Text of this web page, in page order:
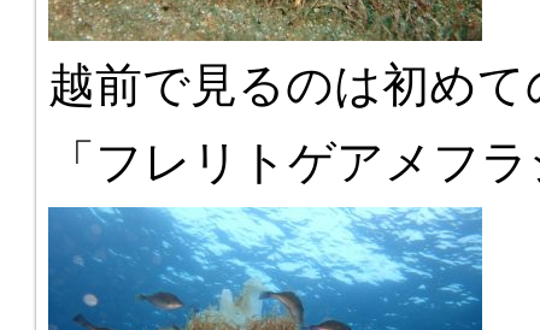
越前で見るのは初め
「フレリトゲアメフ